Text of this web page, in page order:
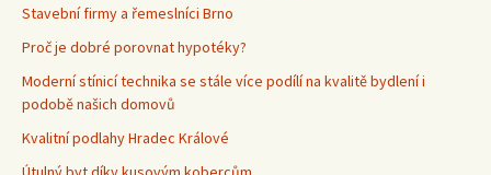
Stavební firmy a řemeslníci Brno
Proč je dobré porovnat hypotéky?
Moderní stínicí technika se stále více podílí na kvalitě bydlení i
podobě našich domovů
Kvalitní podlahy Hradec Králové